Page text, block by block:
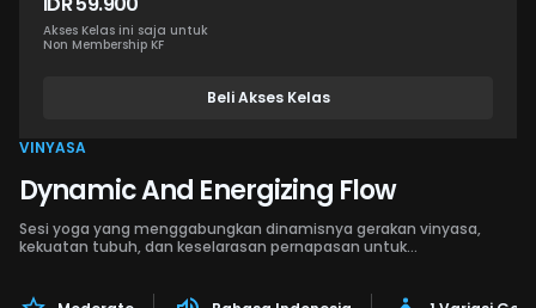
Akses Kelas ini saja untuk
Non Membership KF
Beli Akses Kelas
VINYASA
Dynamic And Energizing Flow
Sesi yoga yang menggabungkan dinamisnya gerakan vinyasa,
kekuatan tubuh, dan keselarasan pernapasan untuk